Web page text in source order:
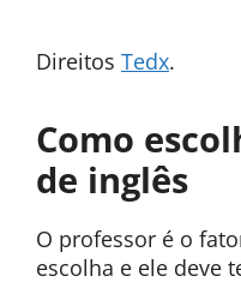
Direitos Tedx.
Como
de inglês
O professor é o
escolha e ele deve